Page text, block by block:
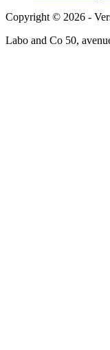
Copyright © 2026 -
Labo and Co 50,